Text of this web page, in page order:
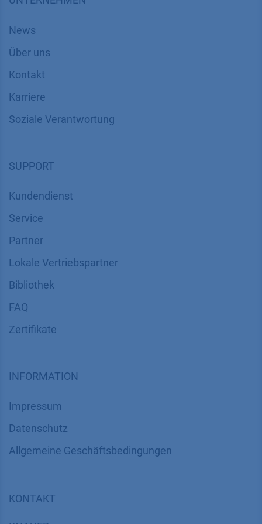
News
Über uns
Kontakt
Karriere
Soziale Verantwortung
SUPPORT
Kundendienst
Service
Partner
Lokale Vertriebspartner
Bibliothek
FAQ
Zertifikate
INFORMATION
Impressum
Datenschutz
​​​​​​​​​​​​​​​​​Allgemeine Geschäftsbedingungen
KONTAKT